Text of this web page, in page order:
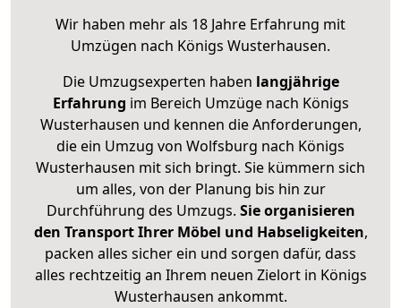
Wir haben mehr als 18 Jahre Erfahrung mit
Umzügen nach Königs Wusterhausen.
Die Umzugsexperten haben langjährige
Erfahrung im Bereich Umzüge nach Königs
Wusterhausen und kennen die Anforderungen,
die ein Umzug von Wolfsburg nach Königs
Wusterhausen mit sich bringt. Sie kümmern sich
um alles, von der Planung bis hin zur
Durchführung des Umzugs. Sie organisieren
den Transport Ihrer Möbel und Habseligkeiten,
packen alles sicher ein und sorgen dafür, dass
alles rechtzeitig an Ihrem neuen Zielort in Königs
Wusterhausen ankommt.